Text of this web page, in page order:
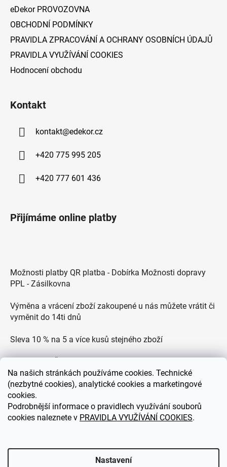
Na našich stránkách používáme cookies. Technické
(nezbytné cookies), analytické cookies a marketingové
cookies.
Podrobnější informace o pravidlech využívání souborů
cookies naleznete v PRAVIDLA VYUŽÍVÁNÍ COOKIES.
Nastavení
eDekor PROVOZOVNA
OBCHODNÍ PODMÍNKY
PRAVIDLA ZPRACOVÁNÍ A OCHRANY OSOBNÍCH ÚDAJŮ
PRAVIDLA VYUŽÍVÁNÍ COOKIES
Hodnocení obchodu
Kontakt
kontakt@edekor.cz
+420 775 995 205
+420 777 601 436
Přijímáme online platby
Možnosti platby QR platba - Dobírka Možnosti dopravy
PPL - Zásilkovna
Výměna a vrácení zboží zakoupené u nás můžete vrátit či
vyměnit do 14ti dnů
Sleva 10 % na 5 a více kusů stejného zboží
Zákaznická podpora každý všední den od 9.00 do 18.00
hodin
eDEKOR.cz